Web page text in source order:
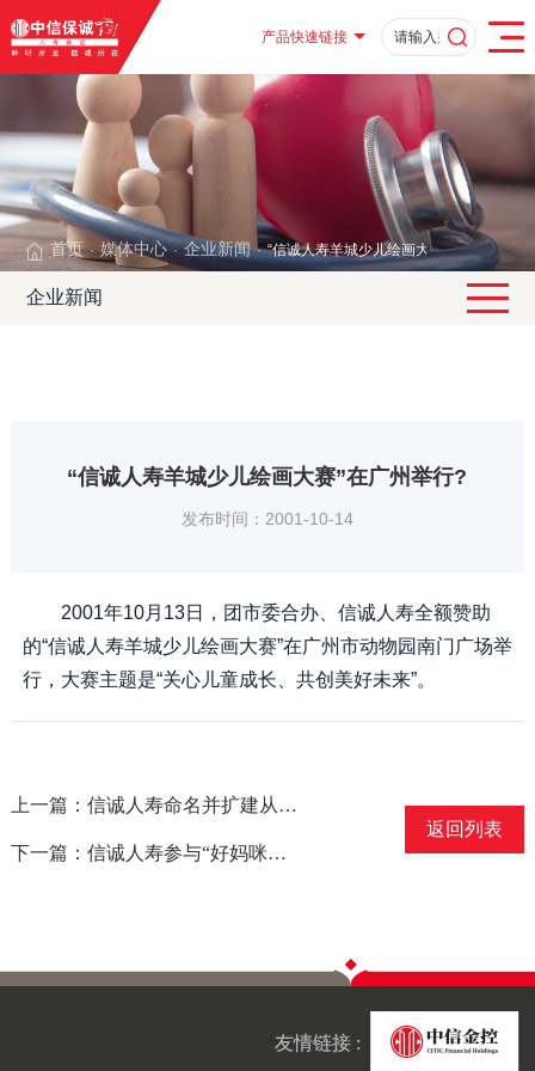
产品快速链接
首页 · 媒体中心 · 企业新闻 · “信诚人寿羊城少儿绘画大赛”在广州举行?
企业新闻
“信诚人寿羊城少儿绘画大赛”在广州举行?
发布时间：2001-10-14
2001年10月13日，团市委合办、信诚人寿全额赞助
的“信诚人寿羊城少儿绘画大赛”在广州市动物园南门广场举
行，大赛主题是“关心儿童成长、共创美好未来”。
上一篇：信诚人寿命名并扩建从化木棉小学为信诚希望小学
下一篇：信诚人寿参与“好妈咪育儿新概念”
返回列表
友情链接 :